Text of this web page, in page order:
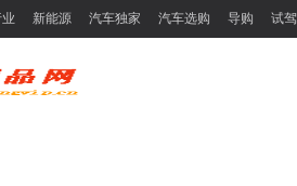
新能源 汽车独家 汽车选购 导购 试驾